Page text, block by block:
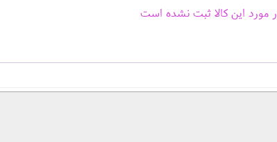
مورد این کالا ثبت نشده است